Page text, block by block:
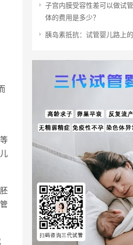
子宫内膜受容性差可以做试
体的费用是多少？
胰岛素抵抗：试管婴儿路上